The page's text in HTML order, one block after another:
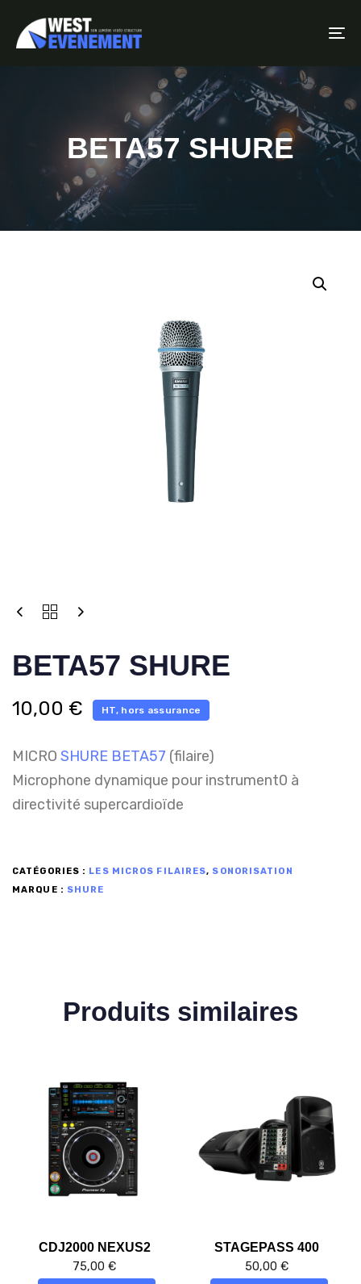
BETA57 SHURE
BETA57 SHURE
10,00 € HT, hors assurance
MICRO SHURE BETA57 (filaire)
Microphone dynamique pour instrument0 à
directivité supercardioïde
CATÉGORIES : LES MICROS FILAIRES, SONORISATION
MARQUE : SHURE
Produits similaires
CDJ2000 NEXUS2
75,00 €
STAGEPASS 400
50,00 €